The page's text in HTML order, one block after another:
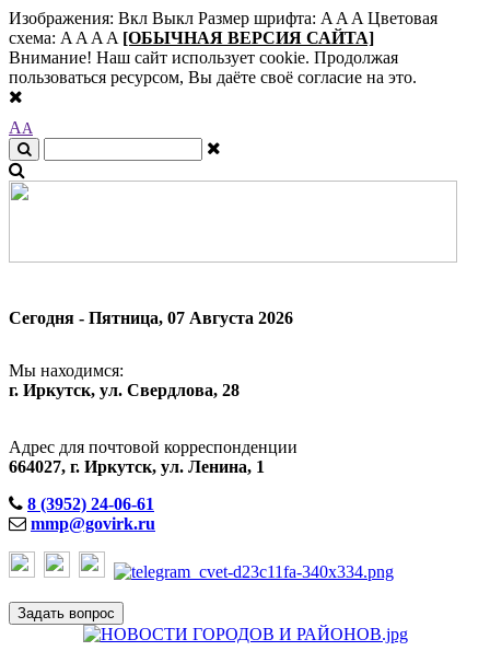
Изображения: Вкл Выкл Размер шрифта: A A A Цветовая
схема: A A A A [ОБЫЧНАЯ ВЕРСИЯ САЙТА]
Внимание! Наш сайт использует cookie. Продолжая
пользоваться ресурсом, Вы даёте своё согласие на это.
AA
Сегодня - Пятница, 07 Августа 2026
Мы находимся:
г. Иркутск, ул. Свердлова, 28
Адрес для почтовой корреспонденции
664027, г. Иркутск, ул. Ленина, 1
8 (3952) 24-06-61
mmp@govirk.ru
Задать вопрос